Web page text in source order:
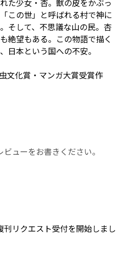
た少女・杏。獣の皮をかぶっ
この世」と呼ばれる村で神に
そして、不思議な山の民。杏
絶望もある。この物語で描く
日本という国への不安。
文化賞・マンガ大賞受賞作
ューをお書きください。
刊リクエスト受付を開始しまし